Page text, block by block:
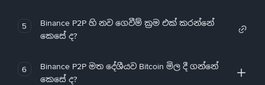
5
Binance P2P හි නව ගෙවීම් ක්‍රම එක් කරන්නේ
කෙසේ ද?
6
Binance P2P මත දේශීයව Bitcoin මිල දී ගන්නේ
කෙසේ ද?